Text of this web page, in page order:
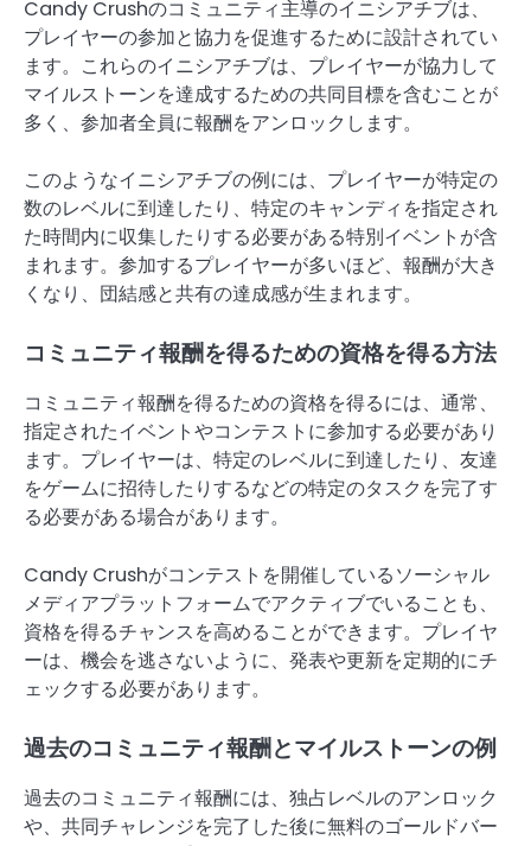
Candy Crushのコミュニティ主導のイニシアチブは、
プレイヤーの参加と協力を促進するために設計されてい
ます。これらのイニシアチブは、プレイヤーが協力して
マイルストーンを達成するための共同目標を含むことが
多く、参加者全員に報酬をアンロックします。
このようなイニシアチブの例には、プレイヤーが特定の
数のレベルに到達したり、特定のキャンディを指定され
た時間内に収集したりする必要がある特別イベントが含
まれます。参加するプレイヤーが多いほど、報酬が大き
くなり、団結感と共有の達成感が生まれます。
コミュニティ報酬を得るための資格を得る方法
コミュニティ報酬を得るための資格を得るには、通常、
指定されたイベントやコンテストに参加する必要があり
ます。プレイヤーは、特定のレベルに到達したり、友達
をゲームに招待したりするなどの特定のタスクを完了す
る必要がある場合があります。
Candy Crushがコンテストを開催しているソーシャル
メディアプラットフォームでアクティブでいることも、
資格を得るチャンスを高めることができます。プレイヤ
ーは、機会を逃さないように、発表や更新を定期的にチ
ェックする必要があります。
過去のコミュニティ報酬とマイルストーンの例
過去のコミュニティ報酬には、独占レベルのアンロック
や、共同チャレンジを完了した後に無料のゴールドバー